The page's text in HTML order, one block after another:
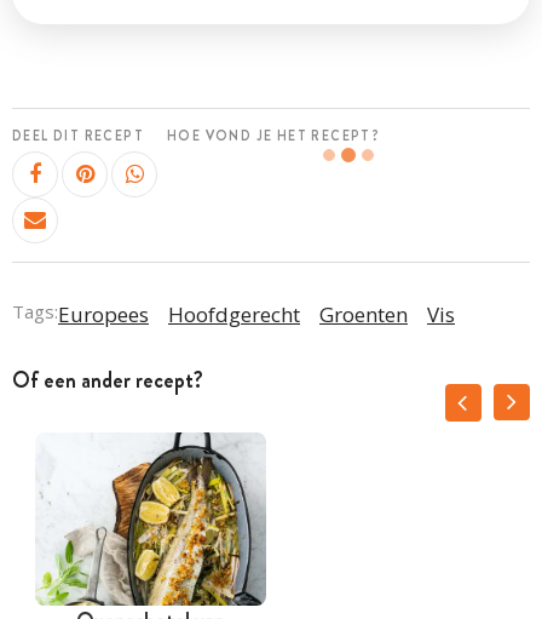
DEEL DIT RECEPT HOE VOND JE HET RECEPT?
Tags:Europees Hoofdgerecht Groenten Vis
Of een ander recept?